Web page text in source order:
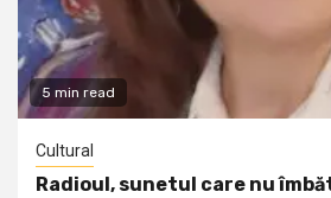
5 min read
Cultural
Radioul, sunetul care nu